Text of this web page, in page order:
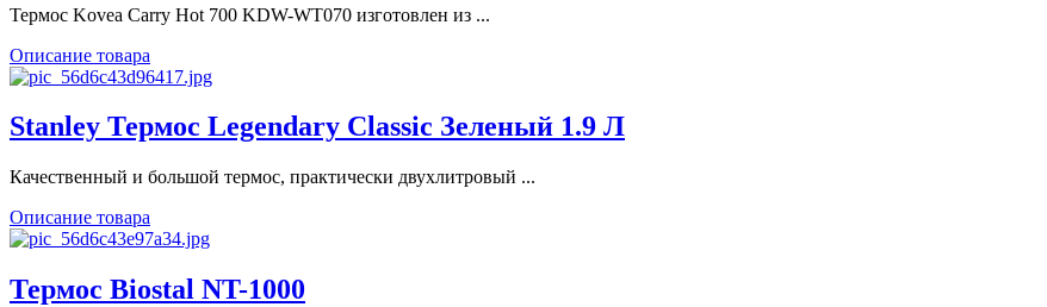
Термос Kovea Carry Hot 700 KDW-WT070 изготовлен из ...
Описание товара
Stanley Термос Legendary Classic Зеленый 1.9 Л
Качественный и большой термос, практически двухлитровый ...
Описание товара
Термос Biostal NT-1000